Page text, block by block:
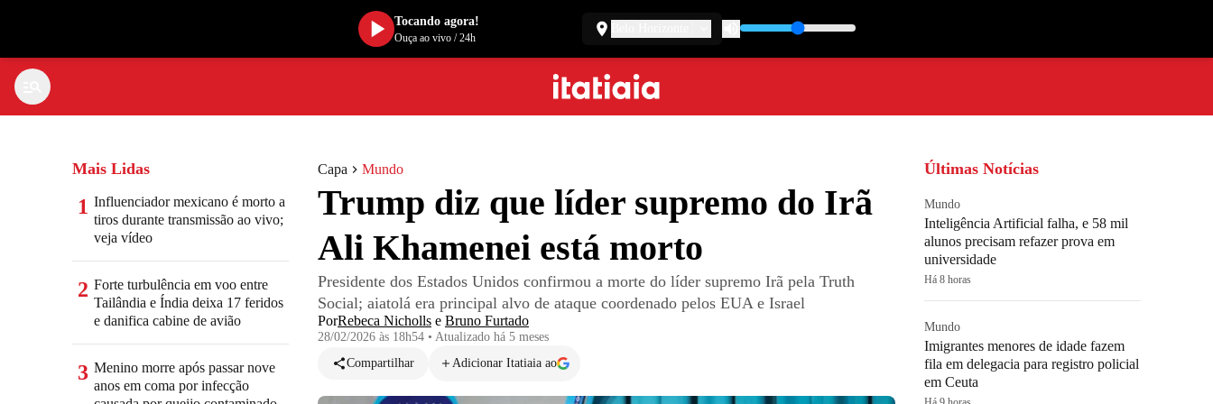
Capa Mundo
Trump diz que líder supremo do Irã
Ali Khamenei está morto
Presidente dos Estados Unidos confirmou a morte do líder supremo Irã pela Truth
Social; aiatolá era principal alvo de ataque coordenado pelos EUA e Israel
PorRebeca Nicholls e Bruno Furtado
28/02/2026 às 18h54 • Atualizado há 5 meses
Compartilhar
Adicionar Itatiaia ao
Mais Lidas
1 Influenciador mexicano é morto a
tiros durante transmissão ao vivo;
veja vídeo
2 Forte turbulência em voo entre
Tailândia e Índia deixa 17 feridos
e danifica cabine de avião
3 Menino morre após passar nove
anos em coma por infecção
Últimas Notícias
Mundo
Inteligência Artificial falha, e 58 mil
alunos precisam refazer prova em
universidade
Há 8 horas
Mundo
Imigrantes menores de idade fazem
fila em delegacia para registro policial
em Ceuta
Tocando agora!
Ouça ao vivo/24h